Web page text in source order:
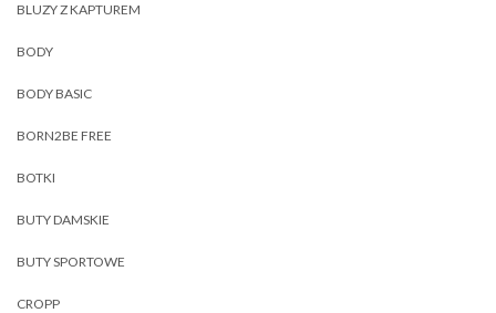
BLUZY Z KAPTUREM
BODY
BODY BASIC
BORN2BE FREE
BOTKI
BUTY DAMSKIE
BUTY SPORTOWE
CROPP